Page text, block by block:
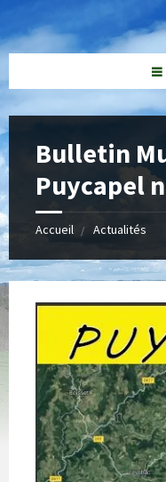
Bulletin
Puycapel
Accueil Actualités